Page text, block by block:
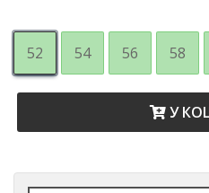
52 54 56 58
У